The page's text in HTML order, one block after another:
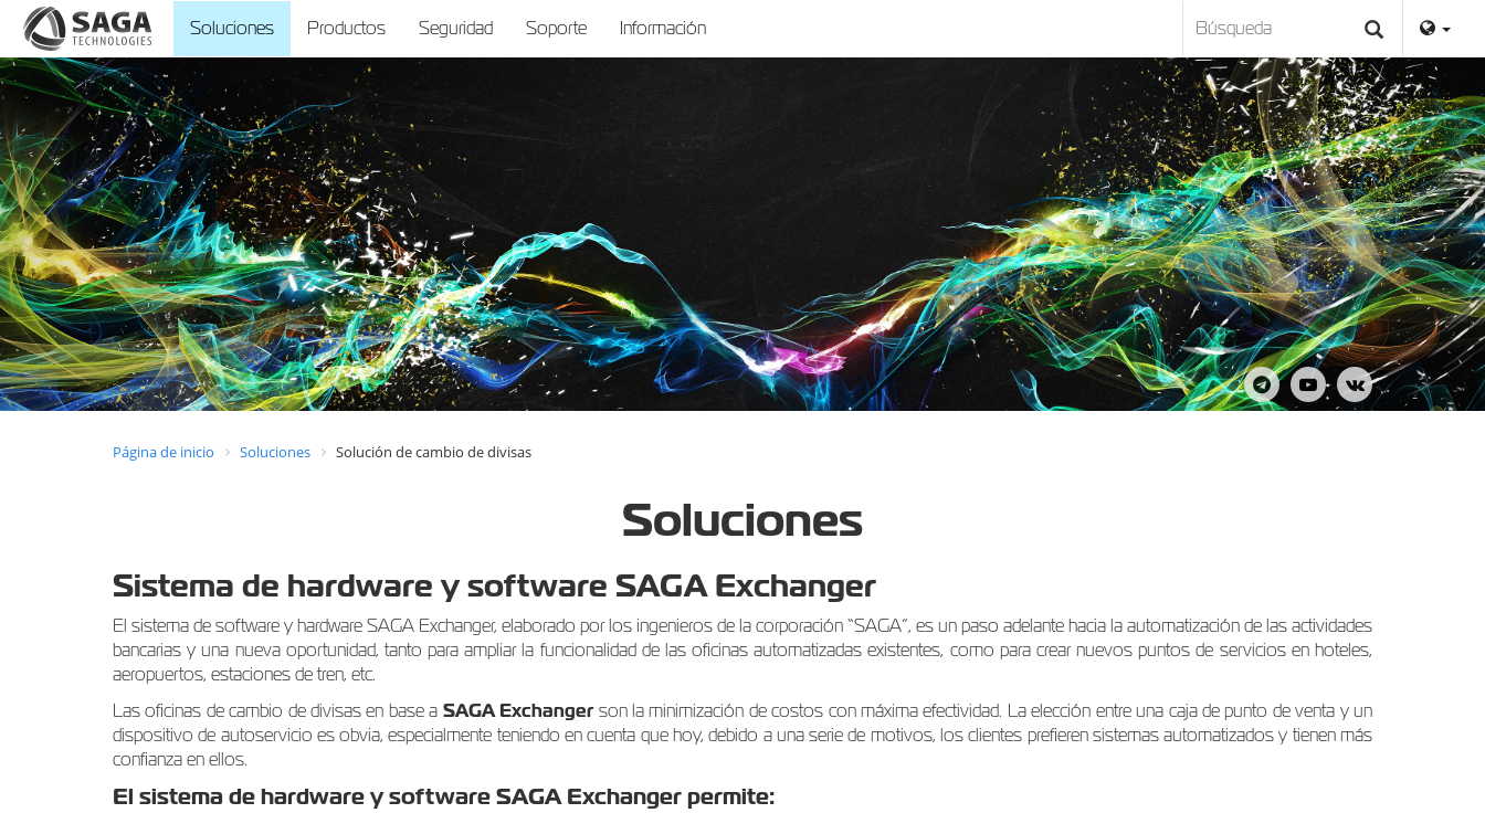
Soluciones Productos Seguridad Soporte Información
Página de inicio Soluciones Solución de cambio de divisas
Soluciones
Sistema de hardware y software SAGA Exchanger
El sistema de software y hardware SAGA Exchanger, elaborado por los ingenieros de la corporación “SAGA”, es un paso adelante hacia la automatización de las actividades
bancarias y una nueva oportunidad, tanto para ampliar la funcionalidad de las oficinas automatizadas existentes, como para crear nuevos puntos de servicios en hoteles,
aeropuertos, estaciones de tren, etc.
Las oficinas de cambio de divisas en base a SAGA Exchangerson la minimización de costos con máxima efectividad. La elección entre una caja de punto de venta y un
dispositivo de autoservicio es obvia, especialmente teniendo en cuenta que hoy, debido a una serie de motivos, los clientes prefieren sistemas automatizados y tienen más
confianza en ellos.
El sistema de hardware y software SAGA Exchanger permite: